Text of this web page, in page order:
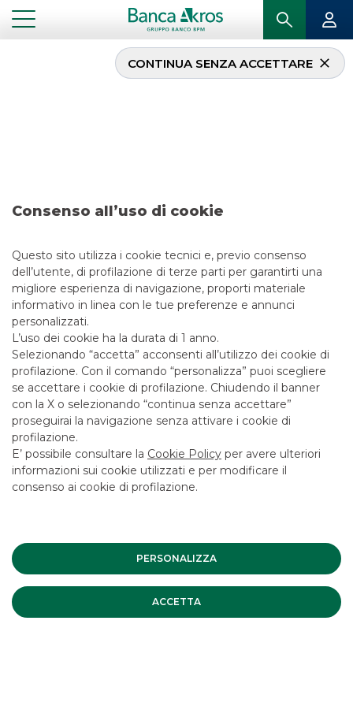
Consenso all’uso di cookie
Questo sito utilizza i cookie tecnici e, previo consenso
dell’utente, di profilazione di terze parti per garantirti una
migliore esperienza di navigazione, proporti materiale
informativo in linea con le tue preferenze e annunci
personalizzati.
L’uso dei cookie ha la durata di 1 anno.
Selezionando “accetta” acconsenti all’utilizzo dei cookie di
profilazione. Con il comando “personalizza” puoi scegliere
se accettare i cookie di profilazione. Chiudendo il banner
con la X o selezionando “continua senza accettare”
proseguirai la navigazione senza attivare i cookie di
profilazione.
E’ possibile consultare la Cookie Policy per avere ulteriori
informazioni sui cookie utilizzati e per modificare il
consenso ai cookie di profilazione.
PERSONALIZZA
ACCETTA
CONTINUA SENZA ACCETTARE
Operazione – KFW
13/5/2021
LINK UTILI
CONTATTACI
LAVORA CON NOI
SICUREZZA
ALTRI SITI DEL GRUPPO
SOCIETA' PARTECIPATE
Banca Akros, Viale Eginardo 29, 20149 Milano | P.IVA 10537050964 |